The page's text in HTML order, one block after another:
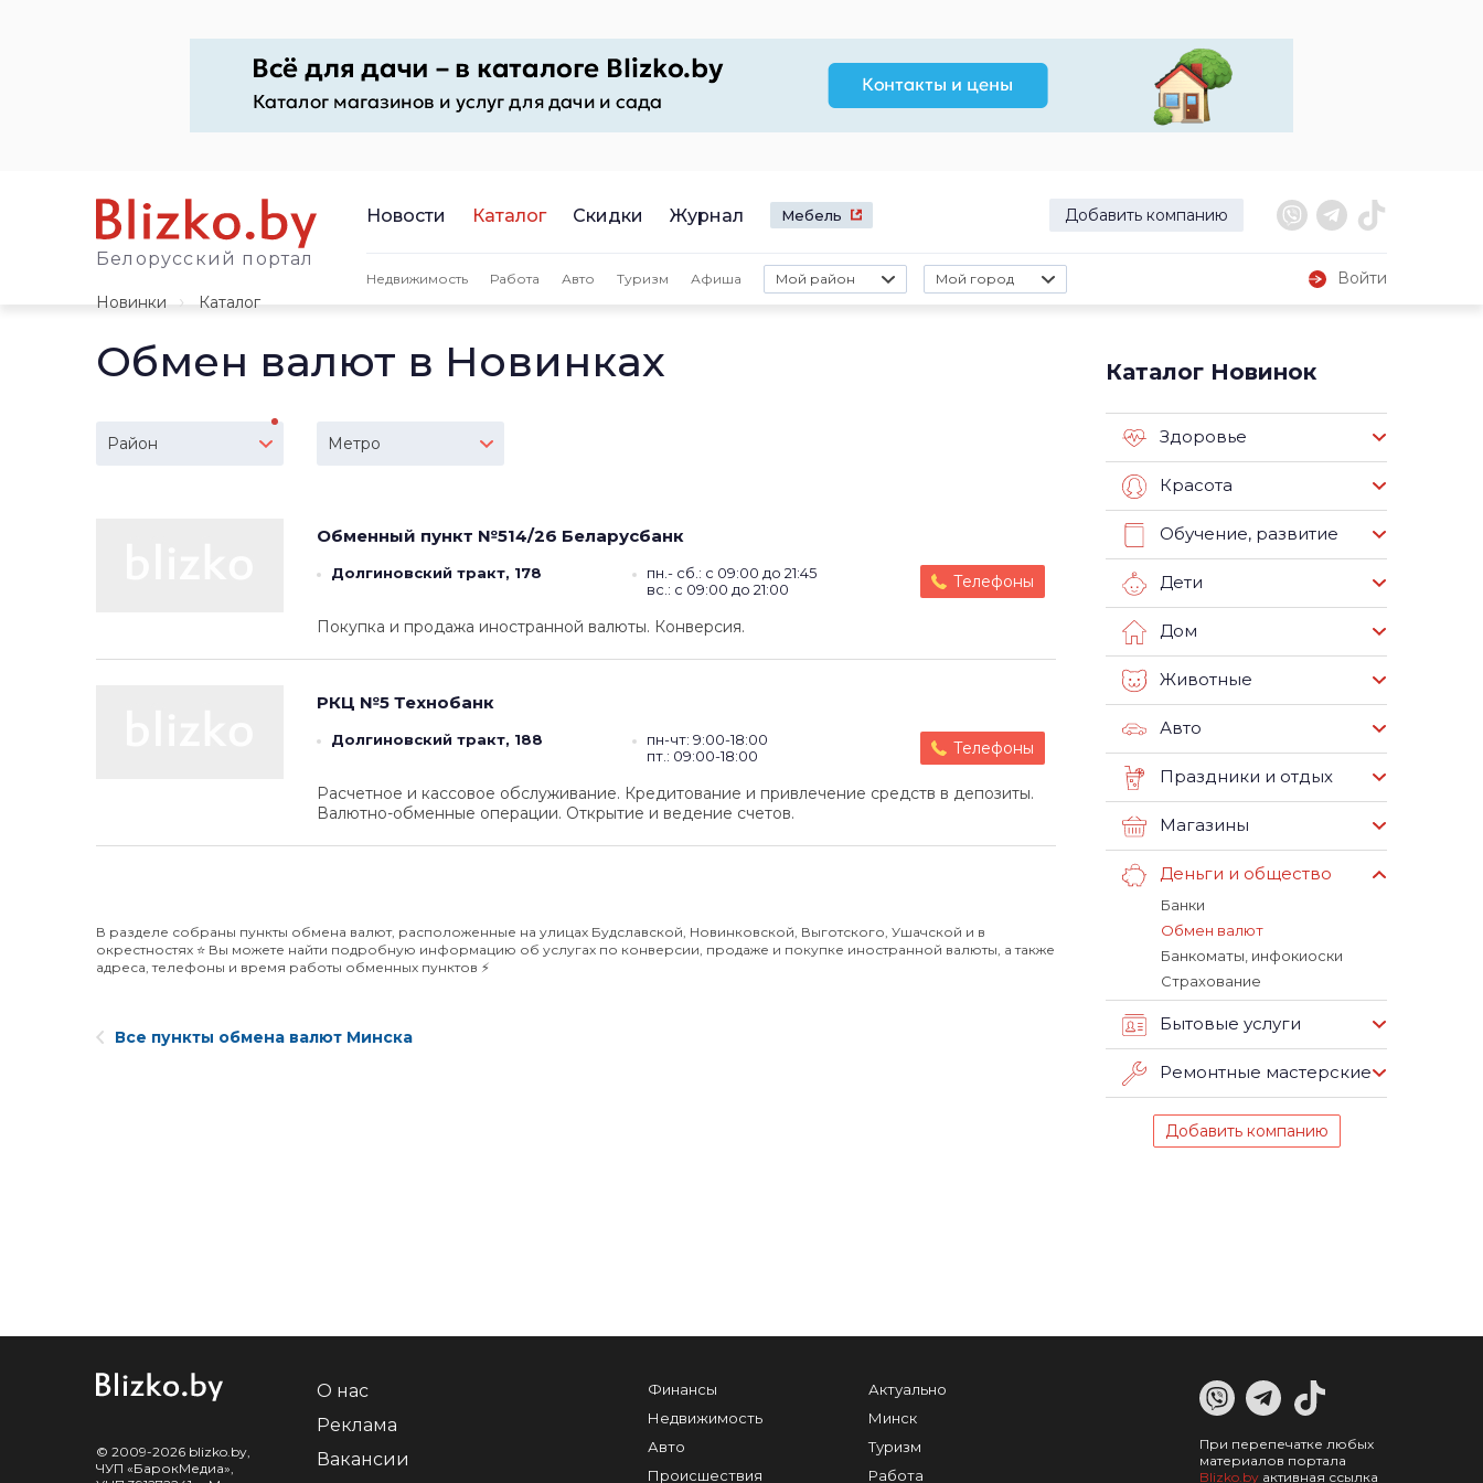
Белорусский портал
Новости Каталог Скидки Журнал Мебель Добавить компанию
Недвижимость Работа Авто Туризм Афиша Мой район Мой город
Войти
Новинки
Каталог
Обмен валют в Новинках
Район Метро
Обменный пункт №514/26 Беларусбанк
Долгиновский тракт, 178
пн.- сб.: с 09:00 до 21:45
вс.: с 09:00 до 21:00
Телефоны
Покупка и продажа иностранной валюты. Конверсия.
РКЦ №5 Технобанк
Долгиновский тракт, 188
пн-чт: 9:00-18:00
пт.: 09:00-18:00
Телефоны
Расчетное и кассовое обслуживание. Кредитование и привлечение средств в депозиты.
Валютно-обменные операции. Открытие и ведение счетов.
В разделе собраны пункты обмена валют, расположенные на улицах Будславской, Новинковской, Выготского, Ушачской и в
окрестностях ⭐️ Вы можете найти подробную информацию об услугах по конверсии, продаже и покупке иностранной валюты, а также
адреса, телефоны и время работы обменных пунктов ⚡️
Все пункты обмена валют Минска
Каталог Новинок
Здоровье
Красота
Обучение, развитие
Дети
Дом
Животные
Авто
Праздники и отдых
Магазины
Деньги и общество
Банки
Обмен валют
Банкоматы, инфокиоски
Страхование
Бытовые услуги
Ремонтные мастерские
Добавить компанию
© 2009-2026 blizko.by,
ЧУП «БарокМедиа»,
О нас
Реклама
Вакансии
Финансы
Недвижимость
Авто
Происшествия
Актуально
Минск
Туризм
Работа
При перепечатке любых
материалов портала
Blizko.by активная ссылка